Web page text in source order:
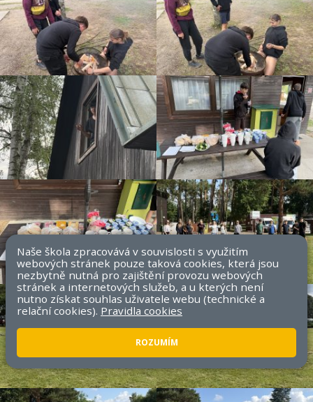
Naše škola zpracovává v souvislosti s využitím
webových stránek pouze taková cookies, která jsou
nezbytně nutná pro zajištění provozu webových
stránek a internetových služeb, a u kterých není
nutno získat souhlas uživatele webu (technické a
relační cookies). Pravidla cookies
ROZUMÍM